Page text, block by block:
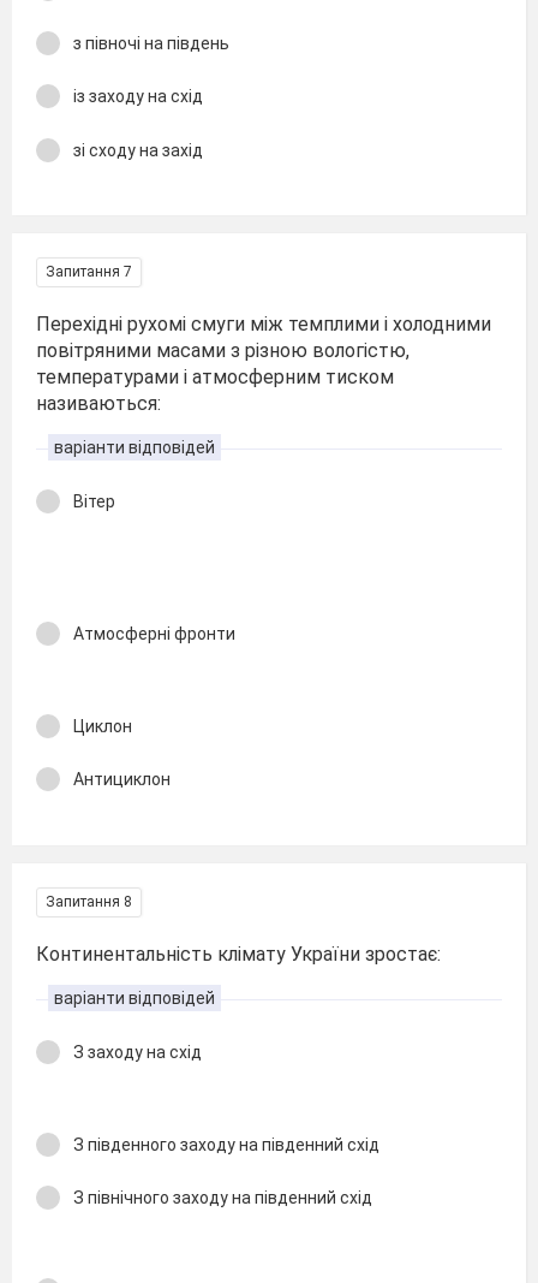
з півночі на південь
із заходу на схід
зі сходу на захід
Запитання 7
Перехідні рухомі смуги між темплими і холодними
повітряними масами з різною вологістю,
температурами і атмосферним тиском
називаються:
варіанти відповідей
Вітер
Атмосферні фронти
Циклон
Антициклон
Запитання 8
Континентальність клімату України зростає:
варіанти відповідей
З заходу на схід
З південного заходу на південний схід
З північного заходу на південний схід